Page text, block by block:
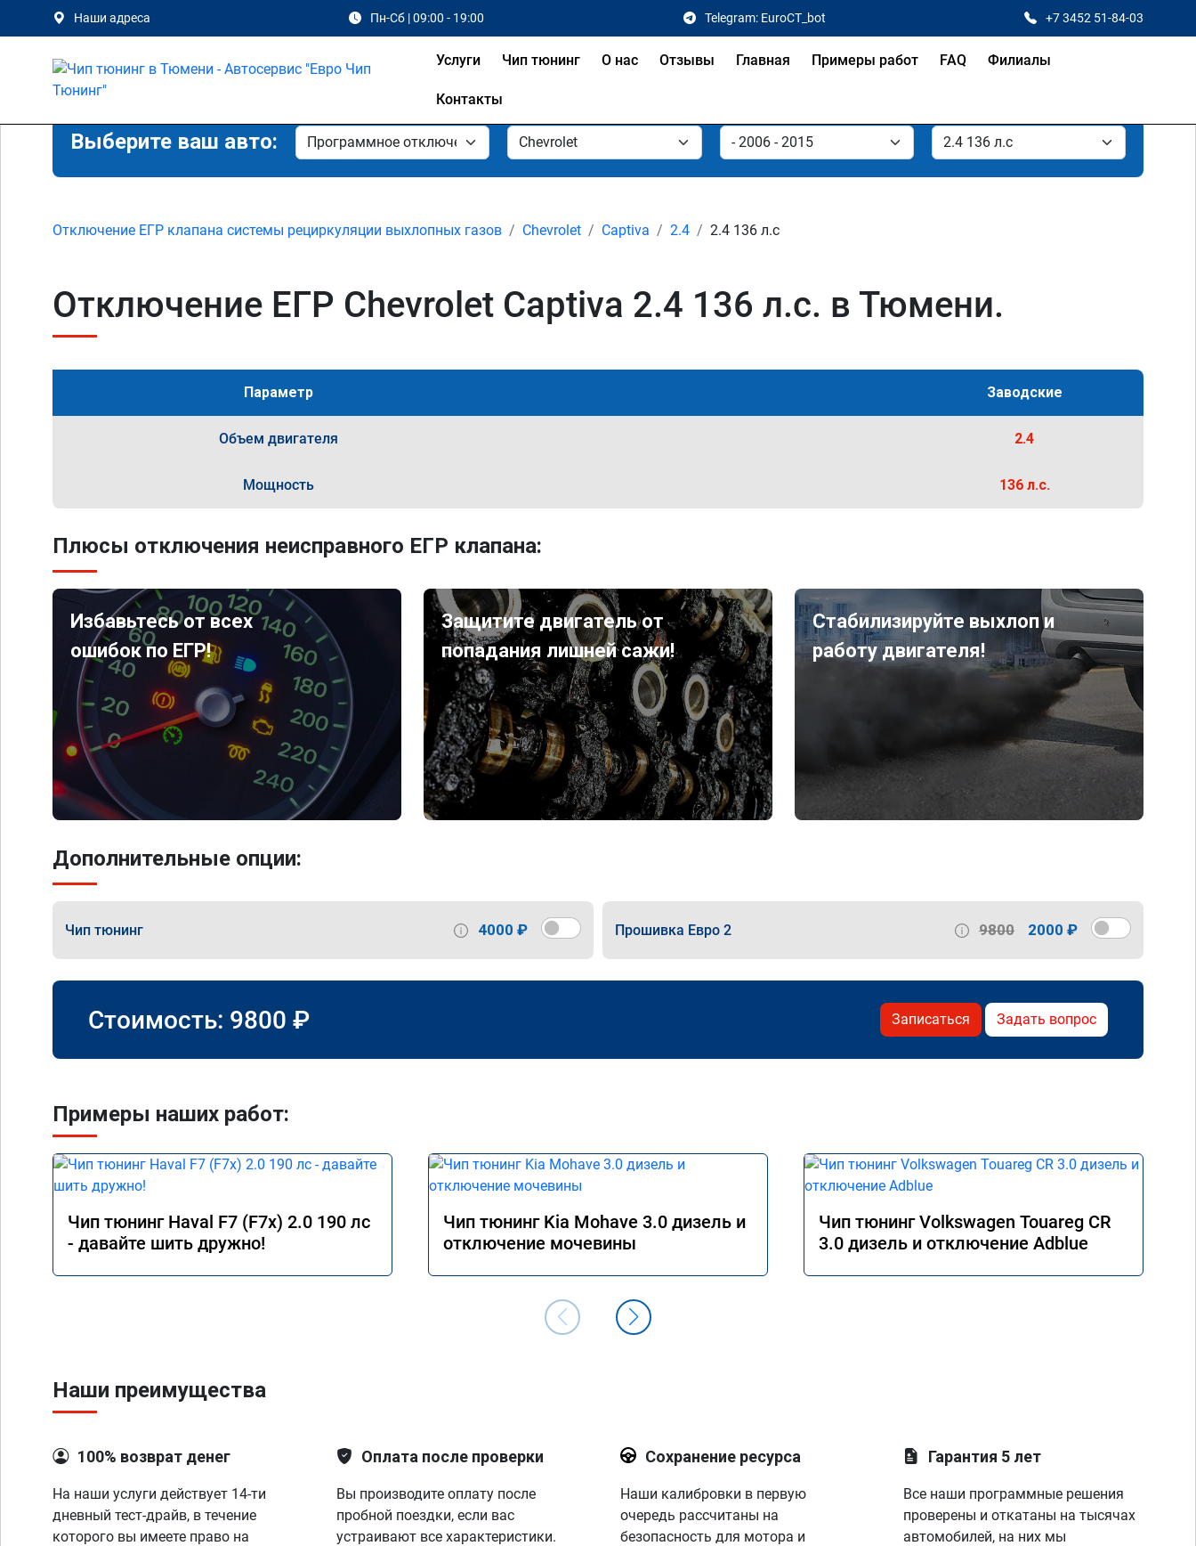
Наши адреса Пн-Сб | 09:00 - 19:00 Telegram: EuroCT_bot +7 3452 51-84-03
Услуги Чип тюнинг О нас Отзывы Главная Примеры работ FAQ Филиалы
Контакты
Выберите ваш авто:
Отключение ЕГР клапана системы рециркуляции выхлопных газов Chevrolet Captiva 2.4 2.4 136 л.с
Отключение ЕГР Chevrolet Captiva 2.4 136 л.с. в Тюмени.
Параметр Заводские
Объем двигателя 2.4
Мощность 136 л.с.
Плюсы отключения неисправного ЕГР клапана:
Избавьтесь от всех
ошибок по ЕГР!
Защитите двигатель от
попадания лишней сажи!
Стабилизируйте выхлоп и
работу двигателя!
Дополнительные опции:
Чип тюнинг 4000 ₽ Прошивка Евро 2 9800 2000 ₽
Стоимость: 9800 ₽ Записаться Задать вопрос
Примеры наших работ:
Чип тюнинг Haval F7 (F7x) 2.0 190 лс
- давайте шить дружно!
Чип тюнинг Kia Mohave 3.0 дизель и
отключение мочевины
Чип тюнинг Volkswagen Touareg CR
3.0 дизель и отключение Adblue
Наши преимущества
100% возврат денег
На наши услуги действует 14-ти
дневный тест-драйв, в течение
которого вы имеете право на
Оплата после проверки
Вы производите оплату после
пробной поездки, если вас
устраивают все характеристики.
Сохранение ресурса
Наши калибровки в первую
очередь рассчитаны на
безопасность для мотора и
Гарантия 5 лет
Все наши программные решения
проверены и откатаны на тысячах
автомобилей, на них мы